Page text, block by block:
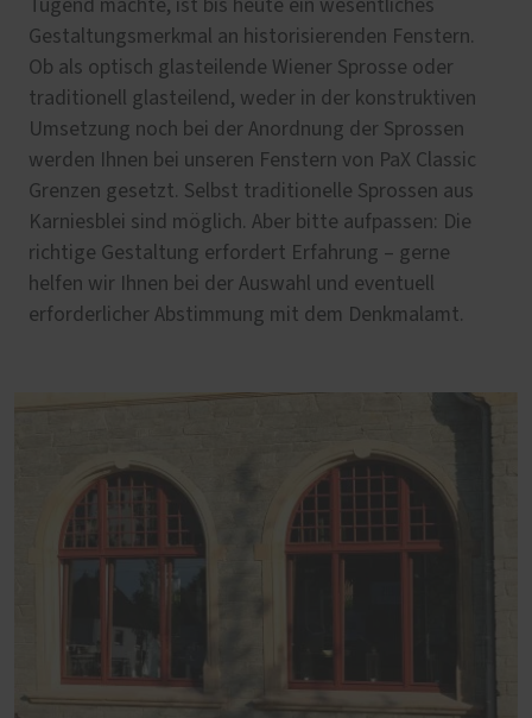
Tugend machte, ist bis heute ein wesentliches
Gestaltungsmerkmal an historisierenden Fenstern.
Ob als optisch glasteilende Wiener Sprosse oder
traditionell glasteilend, weder in der konstruktiven
Umsetzung noch bei der Anordnung der Sprossen
werden Ihnen bei unseren Fenstern von PaX Classic
Grenzen gesetzt. Selbst traditionelle Sprossen aus
Karniesblei sind möglich. Aber bitte aufpassen: Die
richtige Gestaltung erfordert Erfahrung – gerne
helfen wir Ihnen bei der Auswahl und eventuell
erforderlicher Abstimmung mit dem Denkmalamt.